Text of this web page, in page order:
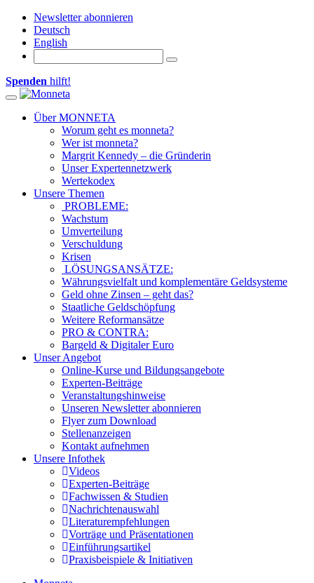
Newsletter abonnieren
Deutsch
English
Spenden hilft!
Toggle navigation
Über MONNETA
Worum geht es monneta?
Wer ist monneta?
Margrit Kennedy – die Gründerin
Unser Expertennetzwerk
Wertekodex
Unsere Themen
PROBLEME:
Wachstum
Umverteilung
Verschuldung
Krisen
LÖSUNGSANSÄTZE:
Währungsvielfalt und komplementäre Geldsysteme
Geld ohne Zinsen – geht das?
Staatliche Geldschöpfung
Weitere Reformansätze
PRO & CONTRA:
Bargeld & Digitaler Euro
Unser Angebot
Online-Kurse und Bildungsangebote
Experten-Beiträge
Veranstaltungshinweise
Unseren Newsletter abonnieren
Flyer zum Download
Stellenanzeigen
Kontakt aufnehmen
Unsere Infothek
Videos
Experten-Beiträge
Fachwissen & Studien
Nachrichtenauswahl
Literaturempfehlungen
Vorträge und Präsentationen
Einführungsartikel
Praxisbeispiele & Initiativen